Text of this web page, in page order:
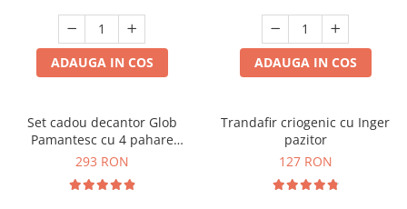
Cadouri Fete
Pentru Copilul din tine
Cadouri Haioase
Cadouri Majorat
Cadouri pentru Nasi
Cadouri pentru Bunici
Cani si Termosuri
Jocuri si Puzzle
Produse pentru Calatorie
Cadouri Sfantul Alexandru
Cadouri Sfanta Ana
Cadouri Sfanta Maria
Cadouri Sfintii Mihail si Gavriil
ADAUGA IN COS ADAUGA IN COS
Set cadou decantor Glob
Pamantesc cu 4 pahare
Deluxe
293 RON
Trandafir criogenic cu Inger
pazitor
127 RON